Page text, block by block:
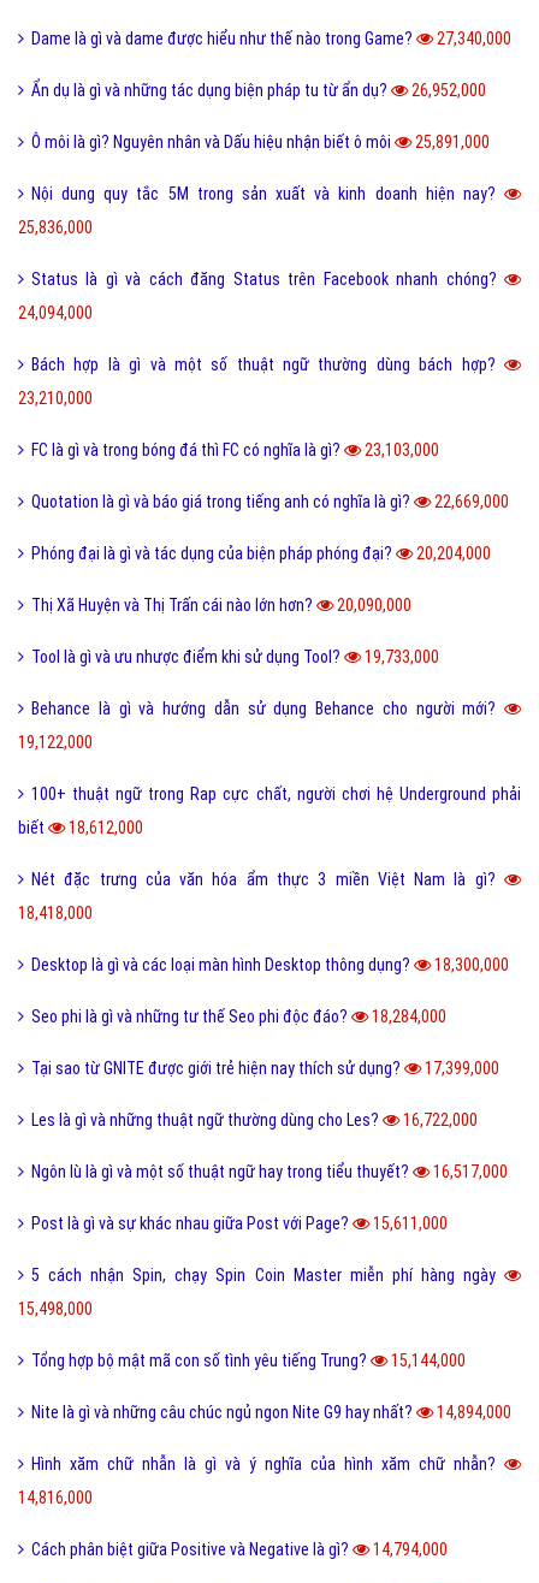
Dame là gì và dame được hiểu như thế nào trong Game? 27,340,000
Ẩn dụ là gì và những tác dụng biện pháp tu từ ẩn dụ? 26,952,000
Ô môi là gì? Nguyên nhân và Dấu hiệu nhận biết ô môi 25,891,000
Nội dung quy tắc 5M trong sản xuất và kinh doanh hiện nay?
25,836,000
Status là gì và cách đăng Status trên Facebook nhanh chóng?
24,094,000
Bách hợp là gì và một số thuật ngữ thường dùng bách hợp?
23,210,000
FC là gì và trong bóng đá thì FC có nghĩa là gì? 23,103,000
Quotation là gì và báo giá trong tiếng anh có nghĩa là gì? 22,669,000
Phóng đại là gì và tác dụng của biện pháp phóng đại? 20,204,000
Thị Xã Huyện và Thị Trấn cái nào lớn hơn? 20,090,000
Tool là gì và ưu nhược điểm khi sử dụng Tool? 19,733,000
Behance là gì và hướng dẫn sử dụng Behance cho người mới?
19,122,000
100+ thuật ngữ trong Rap cực chất, người chơi hệ Underground phải
biết
18,612,000
Nét đặc trưng của văn hóa ẩm thực 3 miền Việt Nam là gì?
18,418,000
Desktop là gì và các loại màn hình Desktop thông dụng? 18,300,000
Seo phi là gì và những tư thế Seo phi độc đáo? 18,284,000
Tại sao từ GNITE được giới trẻ hiện nay thích sử dụng? 17,399,000
Les là gì và những thuật ngữ thường dùng cho Les? 16,722,000
Ngôn lù là gì và một số thuật ngữ hay trong tiểu thuyết? 16,517,000
Post là gì và sự khác nhau giữa Post với Page? 15,611,000
5 cách nhận Spin, chạy Spin Coin Master miễn phí hàng ngày
15,498,000
Tổng hợp bộ mật mã con số tình yêu tiếng Trung? 15,144,000
Nite là gì và những câu chúc ngủ ngon Nite G9 hay nhất? 14,894,000
Hình xăm chữ nhẫn là gì và ý nghĩa của hình xăm chữ nhẫn?
14,816,000
Cách phân biệt giữa Positive và Negative là gì? 14,794,000